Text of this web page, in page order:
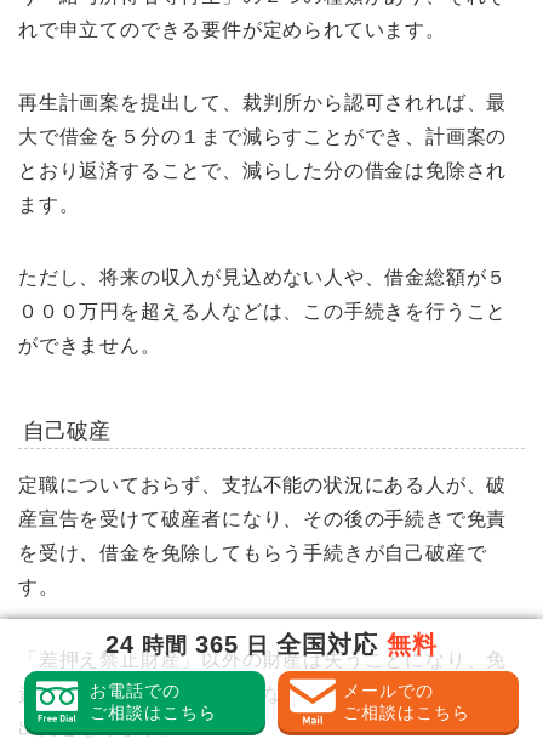
れで申立てのできる要件が定められています。
再生計画案を提出して、裁判所から認可されれば、最
大で借金を５分の１まで減らすことができ、計画案の
とおり返済することで、減らした分の借金は免除され
ます。
ただし、将来の収入が見込めない人や、借金総額が５
０００万円を超える人などは、この手続きを行うこと
ができません。
自己破産
定職についておらず、支払不能の状況にある人が、破
産宣告を受けて破産者になり、その後の手続きで免責
を受け、借金を免除してもらう手続きが自己破産で
す。
「差押え禁止財産」以外の財産は失うことになり、免
責後は借金はないが財産もない、という状態からの再
出発となります。
24 時間 365 日 全国対応 無料
お電話での
ご相談はこちら
メールでの
ご相談はこちら